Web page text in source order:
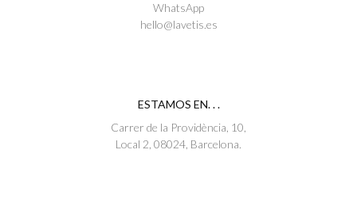
WhatsApp
hello@lavetis.es
ESTAMOS EN. . .
Carrer de la Providència, 10,
Local 2, 08024, Barcelona.